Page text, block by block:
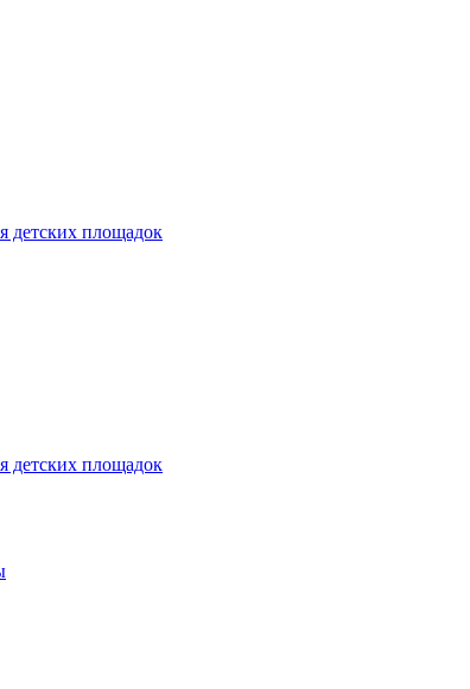
детских площадок
детских площадок